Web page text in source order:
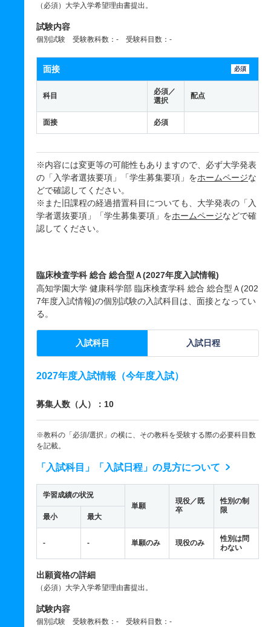
（必須）大学入学希望理由書提出。
試験内容
個別試験 受験教科数：- 受験科目数：-
面接 必須
科目
必須／
選択
配点
面接 必須
※内容には変更等の可能性もありますので、必ず大学発表
の「入学者選抜要項」「学生募集要項」をホームページな
どで確認してください。
※また旧課程の経過措置科目についても、大学発表の「入
学者選抜要項」「学生募集要項」をホームページなどで確
認してください。
臨床検査学科 総合 総合型Ａ(2027年度入試情報)
高知学園大学 健康科学部 臨床検査学科 総合 総合型Ａ(202
7年度入試情報)の個別試験の入試科目は、面接となってい
る。
入試科目 入試日程
2027年度入試情報（今年度入試）
募集人数（人）：10
※教科の「必須/選択」の横に、その教科を受験する際の必要科目数
を記載。
「入試科目」「入試日程」の見方について
学習成績の状況
単願
現役／既
卒
性別の制
限
最小 最大
- - 単願のみ 現役のみ
性別は問
わない
出願資格の詳細
（必須）大学入学希望理由書提出。
試験内容
個別試験 受験教科数：- 受験科目数：-